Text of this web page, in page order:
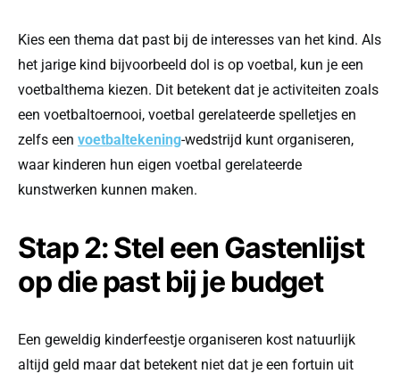
Kies een thema dat past bij de interesses van het kind. Als
het jarige kind bijvoorbeeld dol is op voetbal, kun je een
voetbalthema kiezen. Dit betekent dat je activiteiten zoals
een voetbaltoernooi, voetbal gerelateerde spelletjes en
zelfs een voetbaltekening-wedstrijd kunt organiseren,
waar kinderen hun eigen voetbal gerelateerde
kunstwerken kunnen maken.
Stap 2: Stel een Gastenlijst
op die past bij je budget
Een geweldig kinderfeestje organiseren kost natuurlijk
altijd geld maar dat betekent niet dat je een fortuin uit